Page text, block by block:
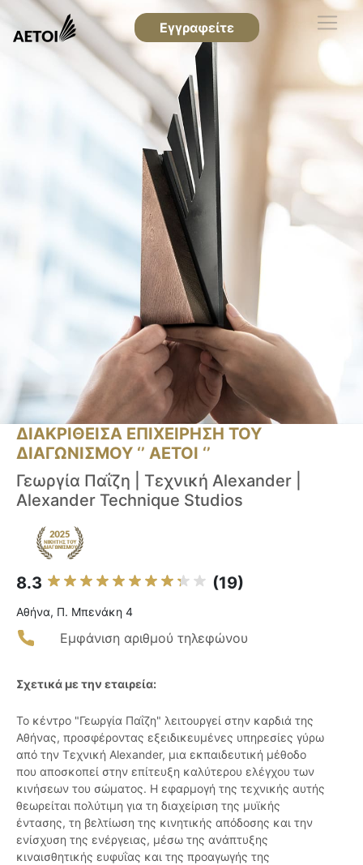
Εγγραφείτε
ΔΙΑΚΡΙΘΕΙΣΑ ΕΠΙΧΕΙΡΗΣΗ ΤΟΥ
ΔΙΑΓΩΝΙΣΜΟΥ ‘’ ΑΕΤΟΙ ‘’
Γεωργία Παΐζη | Τεχνική Alexander |
Alexander Technique Studios
8.3 (19)
Αθήνα, Π. Μπενάκη 4
Εμφάνιση αριθμού τηλεφώνου
Σχετικά με την εταιρεία:
Το κέντρο "Γεωργία Παΐζη" λειτουργεί στην καρδιά της
Αθήνας, προσφέροντας εξειδικευμένες υπηρεσίες γύρω
από την Τεχνική Alexander, μια εκπαιδευτική μέθοδο
που αποσκοπεί στην επίτευξη καλύτερου ελέγχου των
κινήσεων του σώματος. Η εφαρμογή της τεχνικής αυτής
θεωρείται πολύτιμη για τη διαχείριση της μυϊκής
έντασης, τη βελτίωση της κινητικής απόδοσης και την
ενίσχυση της ενέργειας, μέσω της ανάπτυξης
κιναισθητικής ευφυΐας και της προαγωγής της